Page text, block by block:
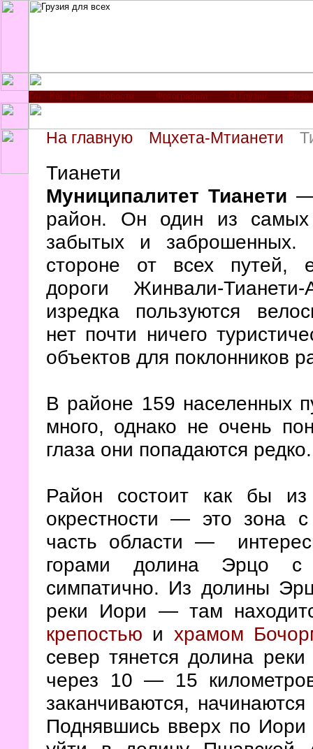
Новости Фотографии О Грузии Виза
На главную Мцхета-Мтианети
Тианети
Муниципалитет Тианети —
район. Он один из самых
забытых и заброшенных.
стороне от всех путей,
дороги Жинвали-
изредка пользуются
нет почти ничего
объектов для поклонников
В районе 159 населенных
много, однако не очень
глаза они попадаются редко.
Район состоит как бы
окрестности — это зона
часть области —
горами долина Эрцо с
симпатично. Из долины
реки Иори — там
крепостью и храмом
север тянется долина
через 10 — 15 километров
заканчиваются,
Поднявшись вверх по